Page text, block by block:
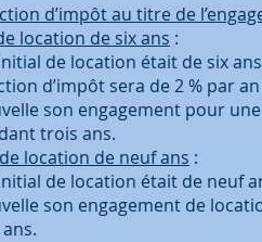
d’impôt au titre de
location de six ans :
de location était de six
d’impôt sera de 2 % par
son engagement pour
trois ans.
location de neuf ans :
de location était de neuf
son engagement de